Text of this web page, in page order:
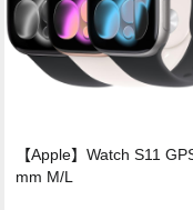
【Apple】Watch S11
mm M/L